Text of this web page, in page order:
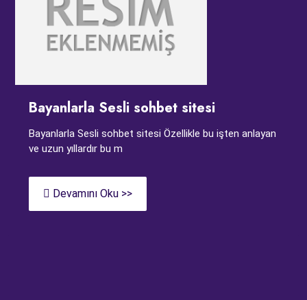
Bayanlarla Sesli sohbet sitesi
Bayanlarla Sesli sohbet sitesi Özellikle bu işten anlayan
ve uzun yıllardır bu m
Devamını Oku >>